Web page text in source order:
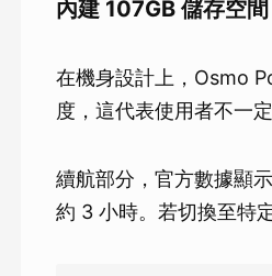
內建 107GB 儲存空
在機身設計上，Osmo
度，這代表使用者不一
續航部分，官方數據顯
約 3 小時。若切換至特